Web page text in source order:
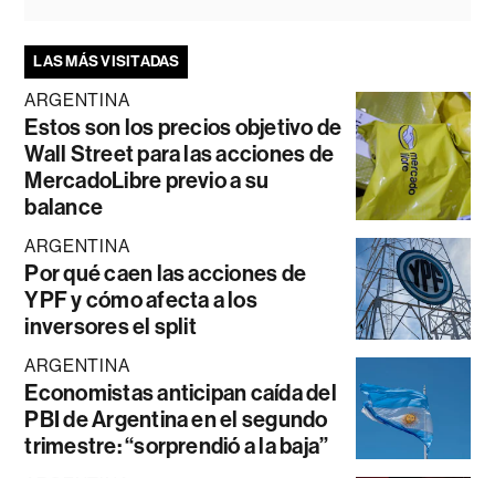
LAS MÁS VISITADAS
ARGENTINA
Estos son los precios objetivo de
Wall Street para las acciones de
MercadoLibre previo a su
balance
ARGENTINA
Por qué caen las acciones de
YPF y cómo afecta a los
inversores el split
ARGENTINA
Economistas anticipan caída del
PBI de Argentina en el segundo
trimestre: “sorprendió a la baja”